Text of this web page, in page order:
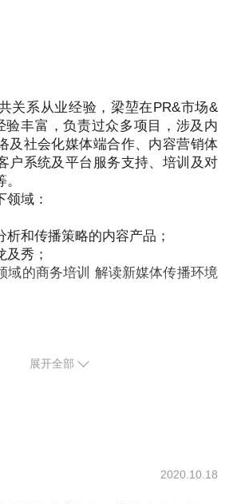
被浏览，说观点，谈认知，涨涨
以从如下几点进行分享：
关系从业经验，梁堃在PR&市场&
验丰富，负责过众多项目，涉及内
及社会化媒体端合作、内容营销体
户系统及平台服务支持、培训及对
领域：
析和传播策略的内容产品；
秀；
域的商务培训 解读新媒体传播环境
展开全部
2020.10.18